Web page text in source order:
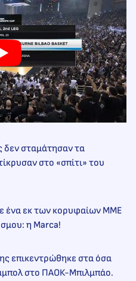
δεν σταμάτησαν τα
στο «σπίτι» του
ένα εκ των κορυφαίων ΜΜΕ
η Marca!
επικεντρώθηκε στα όσα
στο ΠΑΟΚ-Μπιλμπάο.